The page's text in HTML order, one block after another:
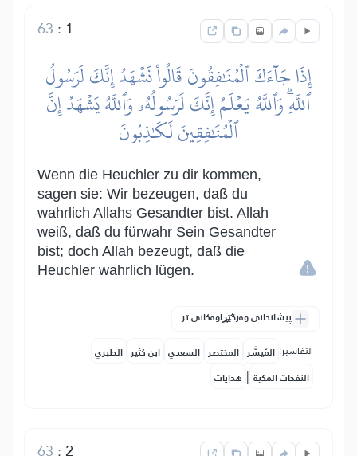
1
:
63
إِذَا جَآءَكَ ٱلۡمُنَٰفِقُونَ قَالُواْ نَشۡهَدُ إِنَّكَ لَرَسُولُ
ٱللَّهِۗ وَٱللَّهُ يَعۡلَمُ إِنَّكَ لَرَسُولُهُۥ وَٱللَّهُ يَشۡهَدُ إِنَّ
ٱلۡمُنَٰفِقِينَ لَكَٰذِبُونَ
Wenn die Heuchler zu dir kommen,
sagen sie: Wir bezeugen, daß du
wahrlich Allahs Gesandter bist. Allah
weiß, daß du fürwahr Sein Gesandter
bist; doch Allah bezeugt, daß die
Heuchler wahrlich lügen.
پیشاندانی وەرگێڕاوەکانی تر
التفاسير: المُيسَّر المختصر السعدي ابن كثير الطبري
النفحات المكية | هدايات